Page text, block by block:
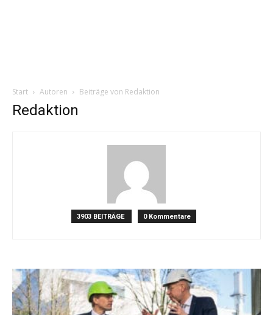
Start Autoren Beiträge von Redaktion
Redaktion
3903 BEITRÄGE 0 Kommentare